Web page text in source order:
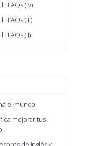
FAQs (IV)
FAQs (III)
FAQs (II)
el mundo
mejorar tus
de inglés y